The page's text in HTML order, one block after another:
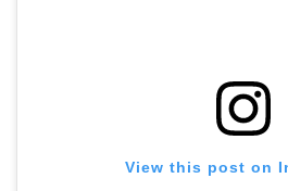
View this post on